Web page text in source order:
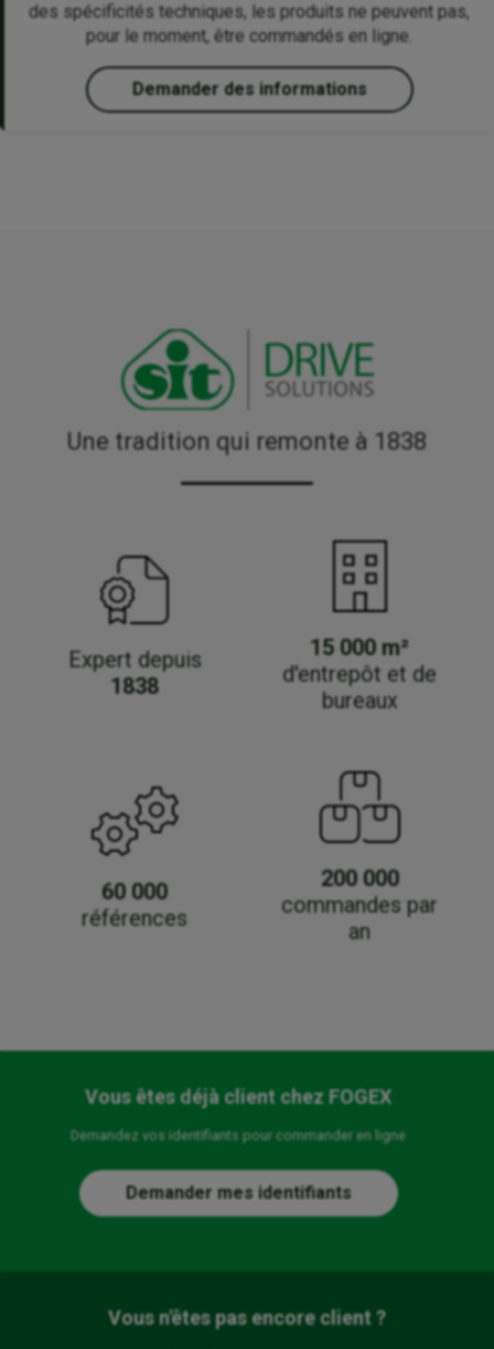
des spécificités techniques, les produits ne peuvent pas,
pour le moment, être commandés en ligne.
Demander des informations
Une tradition qui remonte à 1838
Expert depuis
1838
15 000 m²
d'entrepôt et de
bureaux
60 000
références
200 000
commandes par
an
Vous êtes déjà client chez FOGEX
Demandez vos identifiants pour commander en ligne
Demander mes identifiants
Vous n'êtes pas encore client ?